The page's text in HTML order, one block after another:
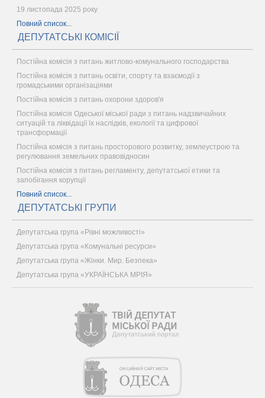
19 листопада 2025 року
Повний список...
ДЕПУТАТСЬКІ КОМІСІЇ
Постійна комісія з питань житлово-комунального господарства
Постійна комісія з питань освіти, спорту та взаємодії з
громадськими організаціями
Постійна комісія з питань охорони здоров'я
Постійна комісія Одеської міської ради з питань надзвичайних
ситуацій та ліквідації їх наслідків, екології та цифрової
трансформації
Постійна комісія з питань просторового розвитку, землеустрою та
регулювання земельних правовідносин
Постійна комісія з питань регламенту, депутатської етики та
запобігання корупції
Повний список...
ДЕПУТАТСЬКІ ГРУПИ
Депутатська група «Рівні можливості»
Депутатська група «Комунальні ресурси»
Депутатська група «Жінки. Мир. Безпека»
Депутатська група «УКРАЇНСЬКА МРІЯ»